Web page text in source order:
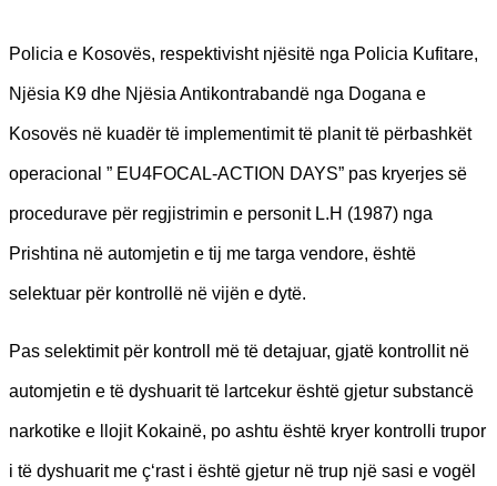
Policia e Kosovës, respektivisht njësitë nga Policia Kufitare,
Njësia K9 dhe Njësia Antikontrabandë nga Dogana e
Kosovës në kuadër të implementimit të planit të përbashkët
operacional ” EU4FOCAL-ACTION DAYS” pas kryerjes së
procedurave për regjistrimin e personit L.H (1987) nga
Prishtina në automjetin e tij me targa vendore, është
selektuar për kontrollë në vijën e dytë.
Pas selektimit për kontroll më të detajuar, gjatë kontrollit në
automjetin e të dyshuarit të lartcekur është gjetur substancë
narkotike e llojit Kokainë, po ashtu është kryer kontrolli trupor
i të dyshuarit me ç‘rast i është gjetur në trup një sasi e vogël